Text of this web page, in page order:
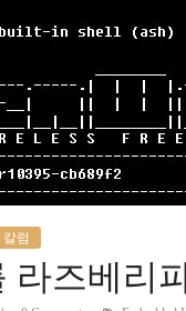
럼
라즈베리